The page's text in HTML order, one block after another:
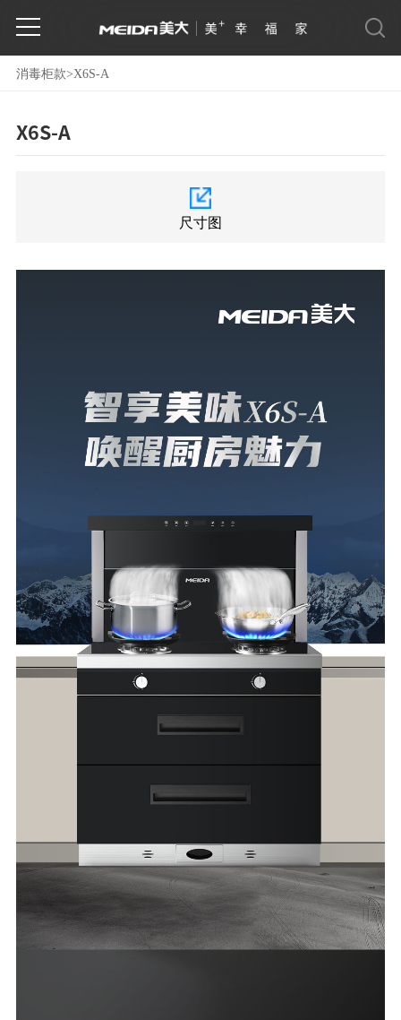
消毒柜款>X6S-A
X6S-A
尺寸图